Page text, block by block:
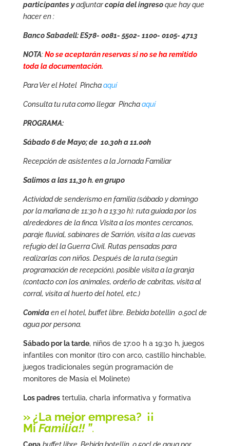
participantes yadjuntarcopia del ingresoque hay que
hacer en :
Banco Sabadell: ES78- 0081- 5502- 1100- 0105- 4713
NOTA:No se aceptarán reservas si no se ha remitido
toda la documentación.
Para Ver el Hotel Pinchaaquí
Consulta tu ruta como llegar Pinchaaquí
PROGRAMA:
Sábado6 de Mayo;de 10.30h a 11.00h
Recepción de asistentes a la Jornada Familiar
Salimos a las 11,30 h. en grupo
Actividad de senderismo en familia (sábado y domingo
por la mañana de 11:30 h a 13:30 h): ruta guiada por los
alrededores de la finca. Visita a los montes cercanos,
paraje fluvial, sabinares de Sarrión, visita a las cuevas
refugio del la Guerra Civil. Rutas pensadas para
realizarlas con niños. Después de la ruta (según
programación de recepción), posible visita a la granja
(contacto con los animales, ordeño de cabritas, visita al
corral, visita al huerto del hotel, etc.)
Comidaen el hotel, buffet libre. Bebida botellin 0.50cl de
agua por persona.
Sábado por la tarde, niños de 17:00 h a 19:30 h, juegos
infantiles con monitor (tiro con arco, castillo hinchable,
juegos tradicionales según programación de
monitores de Masía el Molinete)
Los padrestertulia, charla informativa y formativa
» ¿La mejor empresa? ¡¡
Mi Familia!! ”.